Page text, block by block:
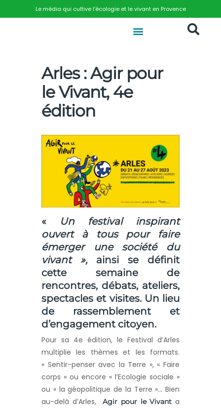
Le média qui cultive l’écologie et le vivant en Provence
Arles : Agir pour
le Vivant, 4e
édition
«
Un festival inspirant
ouvert à tous pour faire
émerger une société du
vivant », ainsi se définit
cette semaine de
rencontres, débats, ateliers,
spectacles et visites. Un lieu
de rassemblement et
d’engagement citoyen.
Pour sa 4e édition, le Festival d’Arles
multiplie les thèmes et les formats.
« Sentir-penser avec la Terre », « Faire
corps » ou encore « l’Ecologie sociale »
ou « la géopolitique de la Terre »… Bien
au-delà d’Arles,Agir pour le Vivant a